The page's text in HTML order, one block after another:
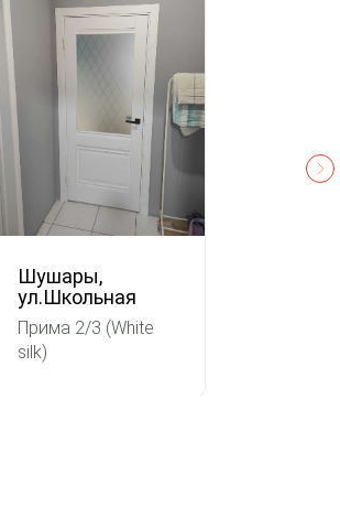
Шушары,
ул.Школьная
Прима 2/3 (White
silk)